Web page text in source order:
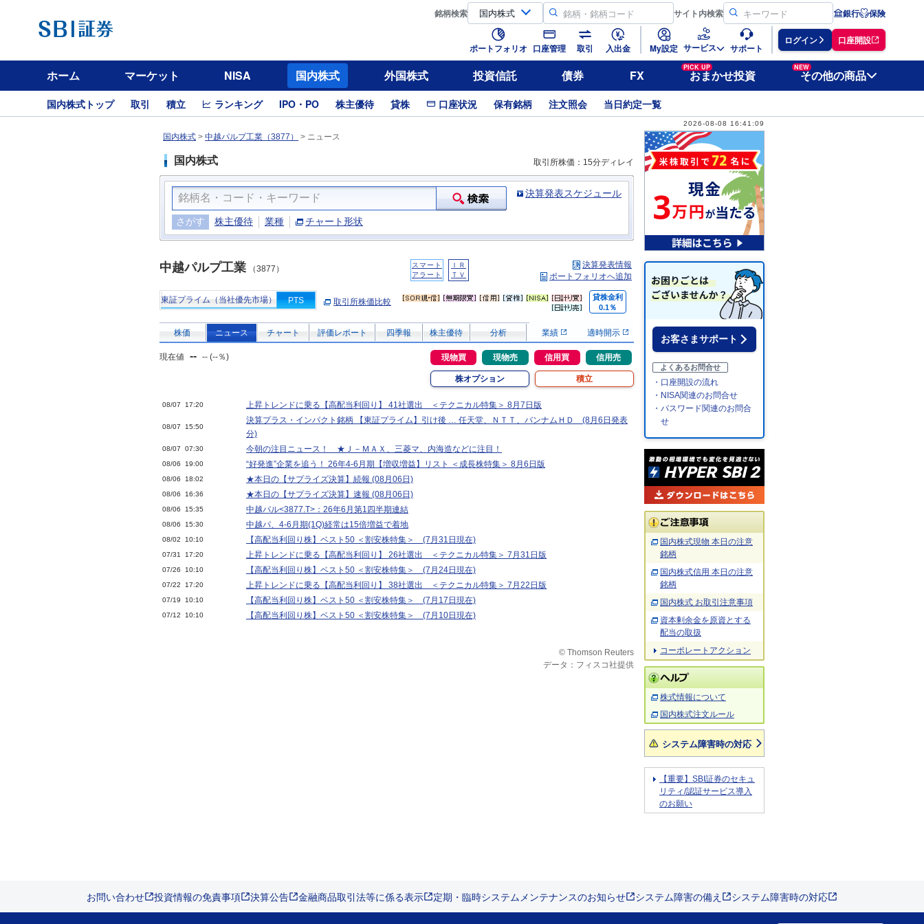
銘柄検索 サイト内検索 銀行 保険
ポートフォリオ 口座管理 取引 入出金 My設定 サービス サポート
ログイン 口座開設
ホーム マーケット NISA 国内株式 外国株式 投資信託 債券 FX
PICK UP
おまかせ投資
NEW
その他の商品
国内株式トップ 取引 積立 ランキング IPO・PO 株主優待 貸株 口座状況 保有銘柄 注文照会 当日約定一覧
2026-08-08 16:41:09
国内株式 > 中越パルプ工業（3877） > ニュース
国内株式 取引所株価：15分ディレイ
決算発表スケジュール
さがす 株主優待 業種 チャート形状
中越パルプ工業 （3877）
スマート
アラート
ＩＲ
ＴＶ
決算発表情報
ポートフォリオへ追加
東証プライム（当社優先市場） PTS 取引所株価比較
貸株金利
0.1％
株価 ニュース チャート 評価レポート 四季報 株主優待 分析 業績 適時開示
現在値 -- -- (--％) 現物買 現物売 信用買 信用売
株オプション 積立
08/07 17:20 上昇トレンドに乗る【高配当利回り】 41社選出 ＜テクニカル特集＞ 8月7日版
08/07 15:50
決算プラス・インパクト銘柄 【東証プライム】引け後 … 任天堂、ＮＴＴ、バンナムＨＤ (8月6日発表
分)
08/07 07:30 今朝の注目ニュース！ ★Ｊ－ＭＡＸ、三菱マ、内海造などに注目！
08/06 19:00 “好発進”企業を追う！ 26年4-6月期【増収増益】リスト ＜成長株特集＞ 8月6日版
08/06 18:02 ★本日の【サプライズ決算】続報 (08月06日)
08/06 16:36 ★本日の【サプライズ決算】速報 (08月06日)
08/06 15:35 中越パル<3877.T>：26年6月第1四半期連結
08/06 15:30 中越パ、4-6月期(1Q)経常は15倍増益で着地
08/02 10:10 【高配当利回り株】ベスト50 ＜割安株特集＞ (7月31日現在)
07/31 17:20 上昇トレンドに乗る【高配当利回り】 26社選出 ＜テクニカル特集＞ 7月31日版
07/26 10:10 【高配当利回り株】ベスト50 ＜割安株特集＞ (7月24日現在)
07/22 17:20 上昇トレンドに乗る【高配当利回り】 38社選出 ＜テクニカル特集＞ 7月22日版
07/19 10:10 【高配当利回り株】ベスト50 ＜割安株特集＞ (7月17日現在)
07/12 10:10 【高配当利回り株】ベスト50 ＜割安株特集＞ (7月10日現在)
© Thomson Reuters
データ：フィスコ社提供
お客さまサポート
よくあるお問合せ
・口座開設の流れ
・NISA関連のお問合せ
・パスワード関連のお問合
せ
国内株式現物 本日の注意
銘柄
国内株式信用 本日の注意
銘柄
国内株式 お取引注意事項
資本剰余金を原資とする
配当の取扱
コーポレートアクション
株式情報について
国内株式注文ルール
システム障害時の対応
【重要】SBI証券のセキュ
リティ/認証サービス導入
のお願い
お問い合わせ 投資情報の免責事項 決算公告 金融商品取引法等に係る表示 定期・臨時システムメンテナンスのお知らせ システム障害の備え システム障害時の対応